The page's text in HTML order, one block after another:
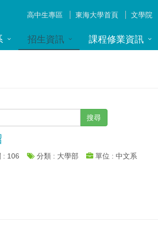
高中生專區 東海大學首頁 文學院
招生資訊 課程修業資訊
搜尋
: 106 分類 : 大學部 單位 : 中文系